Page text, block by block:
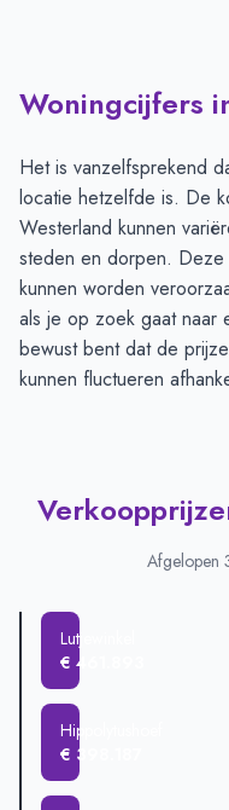
Woningcijfers
Het is vanzelfsprekend
locatie hetzelfde is. De
Westerland kunnen
steden en dorpen. Deze
kunnen worden
als je op zoek gaat naar
bewust bent dat de
kunnen fluctueren
Afgelopen
Lutjewinkel
€ 461.893
Hippolytushoef
€ 398.187